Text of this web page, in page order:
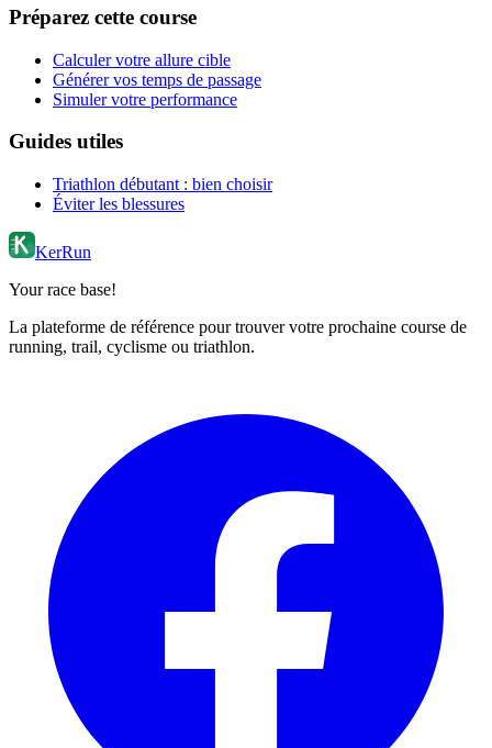
Préparez cette course
Calculer votre allure cible
Générer vos temps de passage
Simuler votre performance
Guides utiles
Triathlon débutant : bien choisir
Éviter les blessures
KerRun
Your race base!
La plateforme de référence pour trouver votre prochaine course de
running, trail, cyclisme ou triathlon.